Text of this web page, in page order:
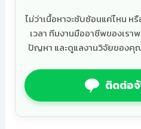
ไม่ว่าเนื้อหาจะซับซ้อนแค่ไหน
เวลา ทีมงานมืออาชีพของเรา
ปัญหา และดูแลงานวิจัยของคุ
ติดต่อ